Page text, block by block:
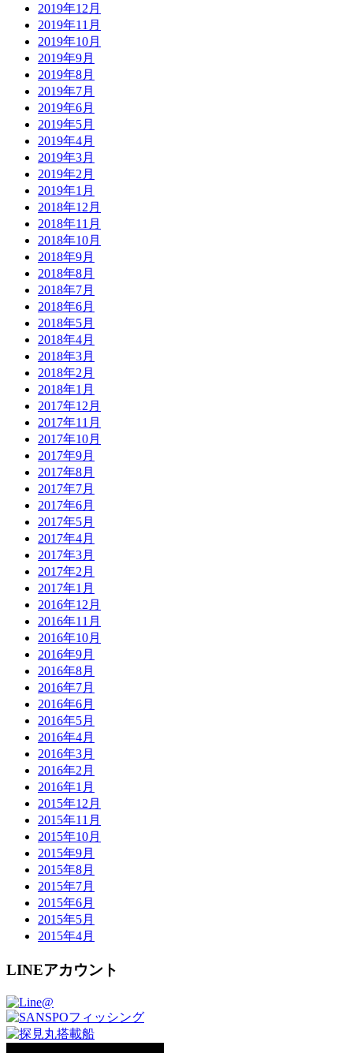
2019年12月
2019年11月
2019年10月
2019年9月
2019年8月
2019年7月
2019年6月
2019年5月
2019年4月
2019年3月
2019年2月
2019年1月
2018年12月
2018年11月
2018年10月
2018年9月
2018年8月
2018年7月
2018年6月
2018年5月
2018年4月
2018年3月
2018年2月
2018年1月
2017年12月
2017年11月
2017年10月
2017年9月
2017年8月
2017年7月
2017年6月
2017年5月
2017年4月
2017年3月
2017年2月
2017年1月
2016年12月
2016年11月
2016年10月
2016年9月
2016年8月
2016年7月
2016年6月
2016年5月
2016年4月
2016年3月
2016年2月
2016年1月
2015年12月
2015年11月
2015年10月
2015年9月
2015年8月
2015年7月
2015年6月
2015年5月
2015年4月
LINEアカウント